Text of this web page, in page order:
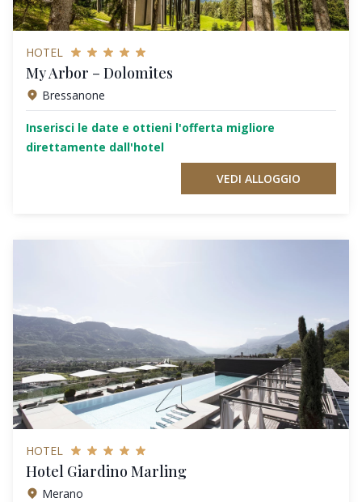
HOTEL
My Arbor – Dolomites
Bressanone
Inserisci le date e ottieni l'offerta migliore
direttamente dall'hotel
VEDI ALLOGGIO
HOTEL
Hotel Giardino Marling
Merano